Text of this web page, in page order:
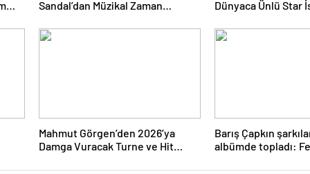
Sandal’dan Müzikal Zaman
Dünyaca Ünlü Star
Buluşuyor
Mahmut Görgen’den 2026’ya
Damga Vuracak Turne ve Hit
Barış Çapkın
albümde topladı: